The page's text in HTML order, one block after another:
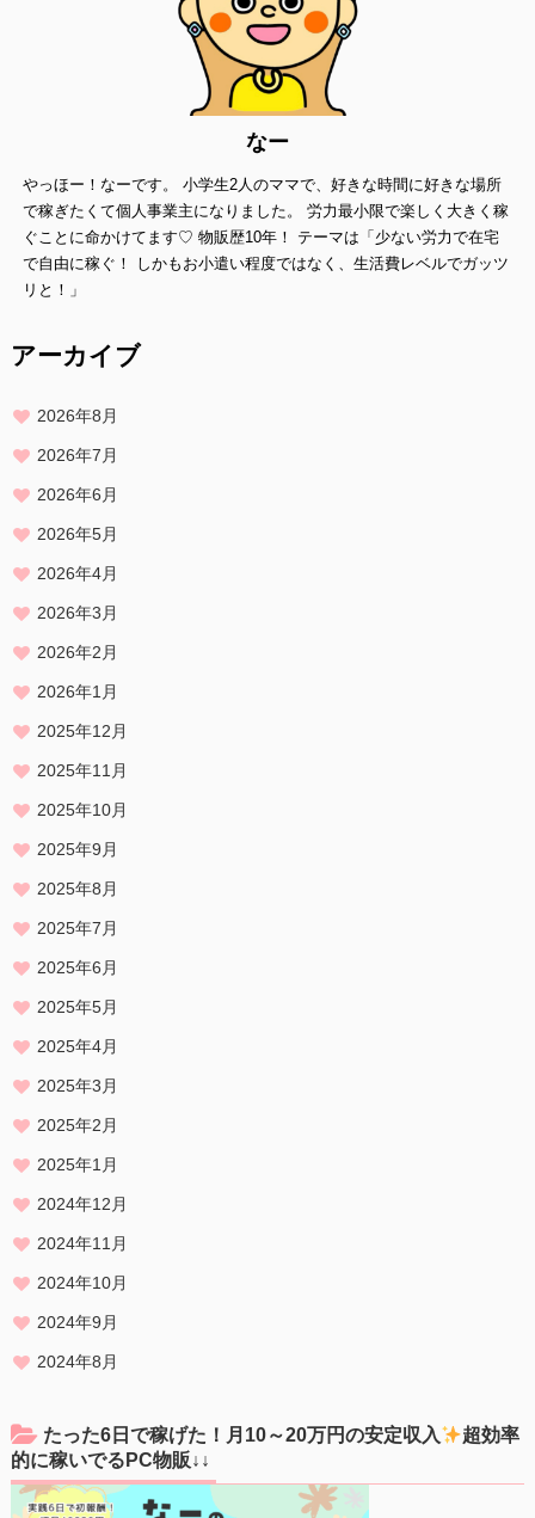
保護管理責任者を設置し、
十分な安全保護に努め、 また、個人情報を正確に、また最新なものに
保つよう、 お預かりした個人情報の適切な管理を行います。
情報内容の照会、修正または削除
当方は、お客様が当社にご提供いただいた個人情報の照会、修正また
ご本人であることを確認させていただいたうえで、合理的な範囲です
みやかに 対応させていただきます。
プライバシーに関する意見・苦情・異議申し立てについて
お客様が、当ウェブサイトで掲示した本方針を守っていないと思われ
よう努めます。
なー
やっほー！なーです。 小学生2人のママで、好きな時間に好きな場所
で稼ぎたくて個人事業主になりました。 労力最小限で楽しく大きく稼
ぐことに命かけてます♡ 物販歴10年！ テーマは「少ない労力で在宅
で自由に稼ぐ！ しかもお小遣い程度ではなく、生活費レベルでガッツ
リと！」
アーカイブ
2026年8月
2026年7月
2026年6月
2026年5月
2026年4月
2026年3月
2026年2月
2026年1月
2025年12月
2025年11月
2025年10月
2025年9月
2025年8月
2025年7月
2025年6月
2025年5月
2025年4月
2025年3月
2025年2月
2025年1月
2024年12月
2024年11月
2024年10月
2024年9月
2024年8月
たった6日で稼げた！月10～20万円の安定収入
超効率
的に稼いでるPC物販↓↓